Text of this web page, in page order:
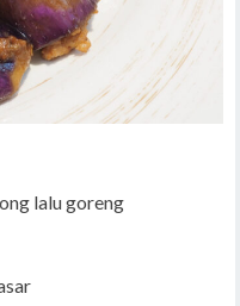
lalu goreng